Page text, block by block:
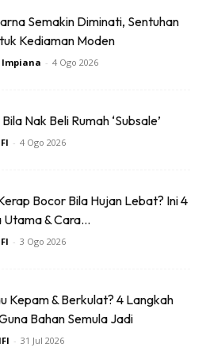
Semakin Diminati, Sentuhan
Kediaman Moden
Impiana - 4 Ogo 2026
Nak Beli Rumah ‘Subsale’
- 4 Ogo 2026
Bocor Bila Hujan Lebat? Ini 4
Utama & Cara...
- 3 Ogo 2026
Kepam & Berkulat? 4 Langkah
Bahan Semula Jadi
- 31 Jul 2026